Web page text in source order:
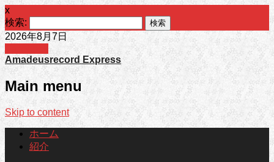
x
検索:
2026年8月7日
Amadeusrecord Express
Main menu
Skip to content
ホーム
紹介